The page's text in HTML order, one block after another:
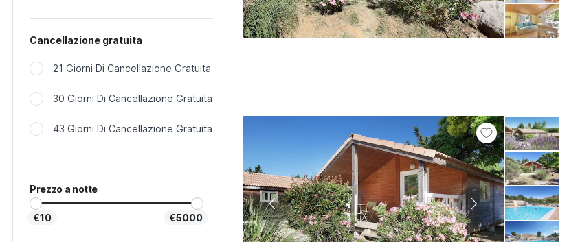
Cancellazione gratuita
21 Giorni Di Cancellazione Gratuita
30 Giorni Di Cancellazione Gratuita
43 Giorni Di Cancellazione Gratuita
Prezzo a notte
€10 €5000